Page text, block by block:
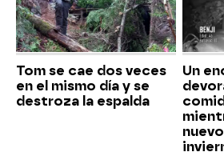
Tom se cae dos veces
en el mismo día y se
destroza la espalda
Un